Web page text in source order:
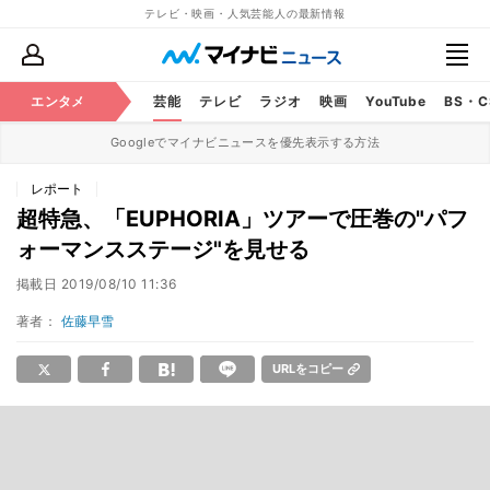
テレビ・映画・人気芸能人の最新情報
エンタメ 芸能 テレビ ラジオ 映画 YouTube BS・
Googleでマイナビニュースを優先表示する方法
レポート
超特急、「EUPHORIA」ツアーで圧巻の"パフ
ォーマンスステージ"を見せる
掲載日 2019/08/10 11:36
著者： 佐藤早雪
URLをコピー